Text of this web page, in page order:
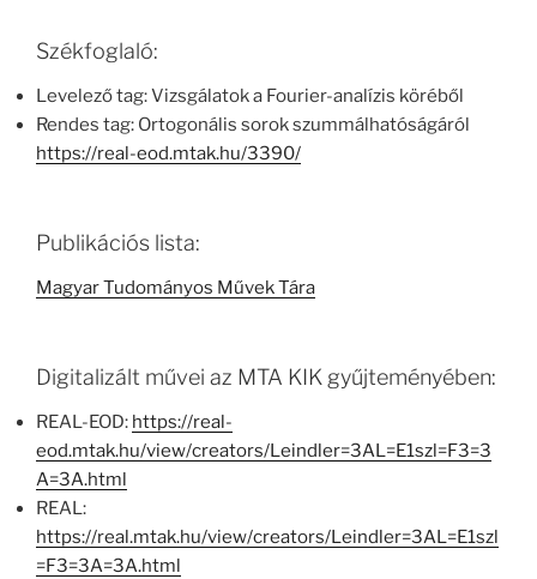
Székfoglaló:
Levelező tag: Vizsgálatok a Fourier-analízis köréből
Rendes tag: Ortogonális sorok szummálhatóságáról
https://real-eod.mtak.hu/3390/
Publikációs lista:
Magyar Tudományos Művek Tára
Digitalizált művei az MTA KIK gyűjteményében:
REAL-EOD: https://real-
eod.mtak.hu/view/creators/Leindler=3AL=E1szl=F3=3
A=3A.html
REAL:
https://real.mtak.hu/view/creators/Leindler=3AL=E1szl
=F3=3A=3A.html